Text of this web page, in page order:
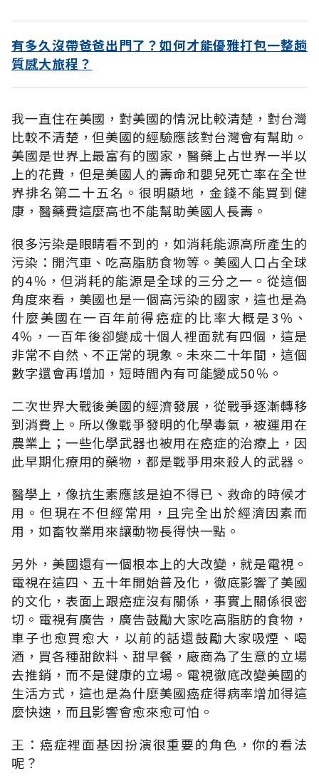
有多久沒帶爸爸出門了？如何才能優雅打包一整趟
質感大旅程？
我一直住在美國，對美國的情況比較清楚，對台灣
比較不清楚，但美國的經驗應該對台灣會有幫助。
美國是世界上最富有的國家，醫藥上占世界一半以
上的花費，但是美國人的壽命和嬰兒死亡率在全世
界排名第二十五名。很明顯地，金錢不能買到健
康，醫藥費這麼高也不能幫助美國人長壽。
很多污染是眼睛看不到的，如消耗能源高所產生的
污染：開汽車、吃高脂肪食物等。美國人口占全球
的4％，但消耗的能源是全球的三分之一。從這個
角度來看，美國也是一個高污染的國家，這也是為
什麼美國在一百年前得癌症的比率大概是3％、
4％，一百年後卻變成十個人裡面就有四個，這是
非常不自然、不正常的現象。未來二十年間，這個
數字還會再增加，短時間內有可能變成50％。
二次世界大戰後美國的經濟發展，從戰爭逐漸轉移
到消費上。所以像戰爭發明的化學毒氣，被運用在
農業上；一些化學武器也被用在癌症的治療上，因
此早期化療用的藥物，都是戰爭用來殺人的武器。
醫學上，像抗生素應該是迫不得已、救命的時候才
用。但現在不但經常用，且完全出於經濟因素而
用，如畜牧業用來讓動物長得快一點。
另外，美國還有一個根本上的大改變，就是電視。
電視在這四、五十年開始普及化，徹底影響了美國
的文化，表面上跟癌症沒有關係，事實上關係很密
切。電視有廣告，廣告鼓勵大家吃高脂肪的食物，
車子也愈買愈大，以前的話還鼓勵大家吸煙、喝
酒，買各種甜飲料、甜早餐，廠商為了生意的立場
去推銷，而不是健康的立場。電視徹底改變美國的
生活方式，這也是為什麼美國癌症得病率增加得這
麼快速，而且影響會愈來愈可怕。
王：癌症裡面基因扮演很重要的角色，你的看法
呢？